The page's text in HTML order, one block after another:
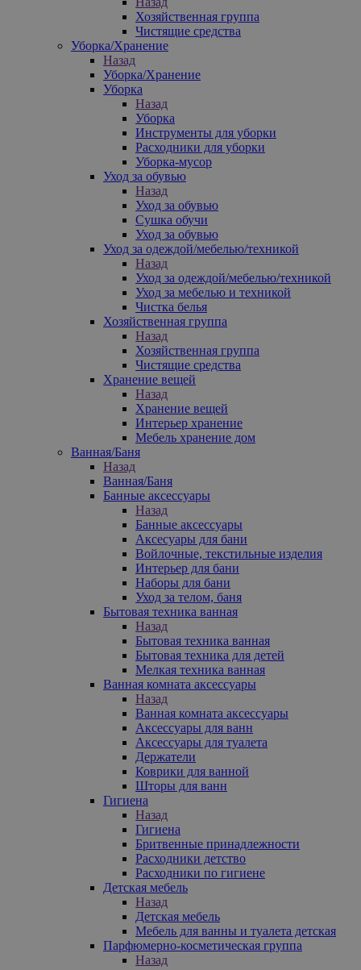
Хозяйственная группа
Чистящие средства
Уборка/Хранение
Назад
Уборка/Хранение
Уборка
Назад
Уборка
Инструменты для уборки
Расходники для уборки
Уборка-мусор
Уход за обувью
Назад
Уход за обувью
Сушка обучи
Уход за обувью
Уход за одеждой/мебелью/техникой
Назад
Уход за одеждой/мебелью/техникой
Уход за мебелью и техникой
Чистка белья
Хозяйственная группа
Назад
Хозяйственная группа
Чистящие средства
Хранение вещей
Назад
Хранение вещей
Интерьер хранение
Мебель хранение дом
Ванная/Баня
Назад
Ванная/Баня
Банные аксессуары
Назад
Банные аксессуары
Аксесуары для бани
Войлочные, текстильные изделия
Интерьер для бани
Наборы для бани
Уход за телом, баня
Бытовая техника ванная
Назад
Бытовая техника ванная
Бытовая техника для детей
Мелкая техника ванная
Ванная комната аксессуары
Назад
Ванная комната аксессуары
Аксессуары для ванн
Аксессуары для туалета
Держатели
Коврики для ванной
Шторы для ванн
Гигиена
Назад
Гигиена
Бритвенные принадлежности
Расходники детство
Расходники по гигиене
Детская мебель
Назад
Детская мебель
Мебель для ванны и туалета детская
Парфюмерно-косметическая группа
Назад